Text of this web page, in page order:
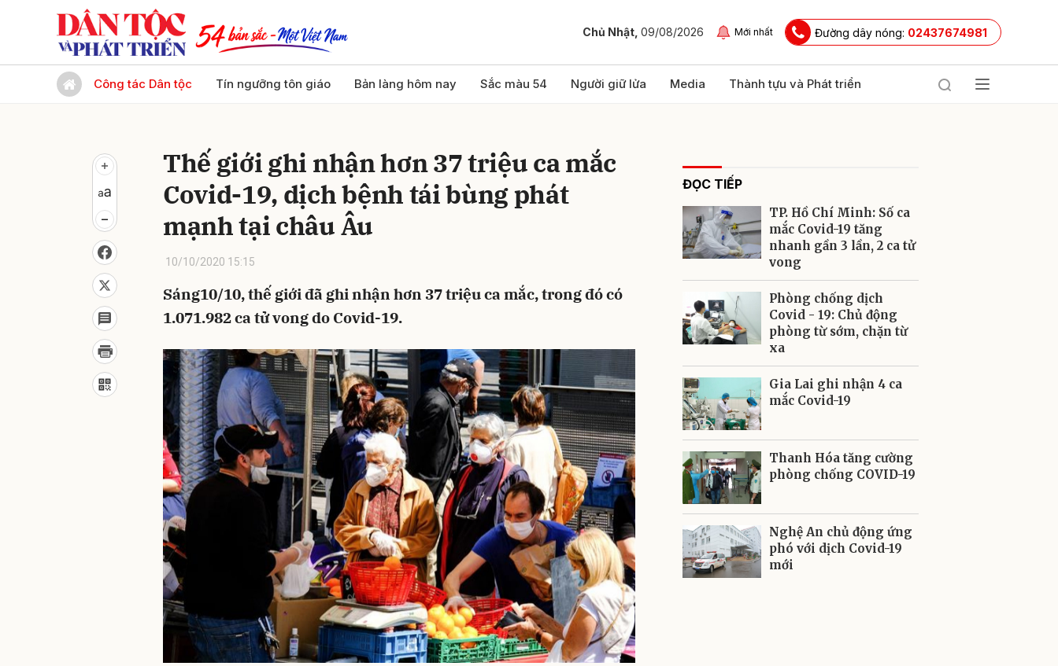
Chủ Nhật, 09/08/2026 Mới nhất Đường dây nóng: 02437674981
Công tác Dân tộc Tín ngưỡng tôn giáo Bản làng hôm nay Sắc màu 54 Người giữ lửa Media Thành tựu và Phát triển
Thế giới ghi nhận hơn 37 triệu ca mắc
Covid-19, dịch bệnh tái bùng phát
mạnh tại châu Âu
10/10/2020 15:15
Sáng10/10, thế giới đã ghi nhận hơn 37 triệu ca mắc, trong đó có
1.071.982 ca tử vong do Covid-19.
ĐỌC TIẾP
TP. Hồ Chí Minh: Số ca
mắc Covid-19 tăng
nhanh gần 3 lần, 2 ca tử
vong
Phòng chống dịch
Covid - 19: Chủ động
phòng từ sớm, chặn từ
xa
Gia Lai ghi nhận 4 ca
mắc Covid-19
Thanh Hóa tăng cường
phòng chống COVID-19
Nghệ An chủ động ứng
phó với dịch Covid-19
mới
Gửi bình luận
Gửi